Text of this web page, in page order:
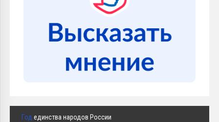
Год единства народов России